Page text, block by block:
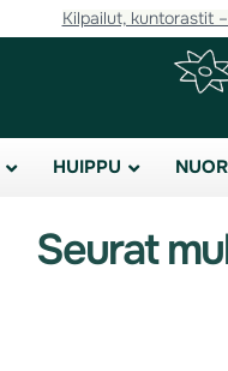
Kilpailut, kuntorastit
HUIPPU
Seurat